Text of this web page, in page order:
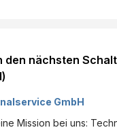
den nächsten
GmbH
Mission bei uns: